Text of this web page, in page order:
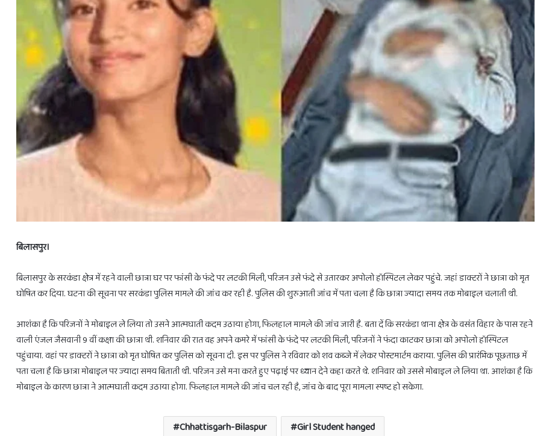
बिलासपुर।
बिलासपुर के सरकंडा क्षेत्र में रहने वाली छात्रा घर पर फांसी के फंदे पर लटकी मिली, परिजन उसे फंदे से उतारकर अपोलो हॉस्पिटल लेकर पहुंचे. जहां डाक्टरों ने छात्रा को मृत
घोषित कर दिया. घटना की सूचना पर सरकंडा पुलिस मामले की जांच कर रही है. पुलिस की शुरुआती जांच में पता चला है कि छात्रा ज्यादा समय तक मोबाइल चलाती थी.
आशंका है कि परिजनों ने मोबाइल ले लिया तो उसने आत्मघाती कदम उठाया होगा, फिलहाल मामले की जांच जारी है. बता दें कि सरकंडा थाना क्षेत्र के वसंत विहार के पास रहने
वाली एंजल जैसवानी 9 वीं कक्षा की छात्रा थी. शनिवार की रात वह अपने कमरे में फांसी के फंदे पर लटकी मिली, परिजनों ने फंदा काटकर छात्रा को अपोलो हॉस्पिटल
पहुंचाया. वहां पर डाक्टरों ने छात्रा को मृत घोषित कर पुलिस को सूचना दी. इस पर पुलिस ने रविवार को शव कब्जे में लेकर पोस्टमार्टम कराया. पुलिस की प्रारंभिक पूछताछ में
पता चला है कि छात्रा मोबाइल पर ज्यादा समय बिताती थी. परिजन उसे मना करते हुए पढ़ाई पर ध्यान देने कहा करते थे. शनिवार को उससे मोबाइल ले लिया था. आशंका है कि
मोबाइल के कारण छात्रा ने आत्मघाती कदम उठाया होगा. फिलहाल मामले की जांच चल रही है, जांच के बाद पूरा मामला स्पष्ट हो सकेगा.
Chhattisgarh-Bilaspur Girl Student hanged
28
से
3
राशियों
होगा
लाभ
28 फरवरी से 3 राशियों को होगा लाभ ही लाभ
होलिका
के
लिए
मिलेगा
1
घंटा
ही
समय
होलिका दहन के लिए मिलेगा सिर्फ 1 घंटा का ही समय